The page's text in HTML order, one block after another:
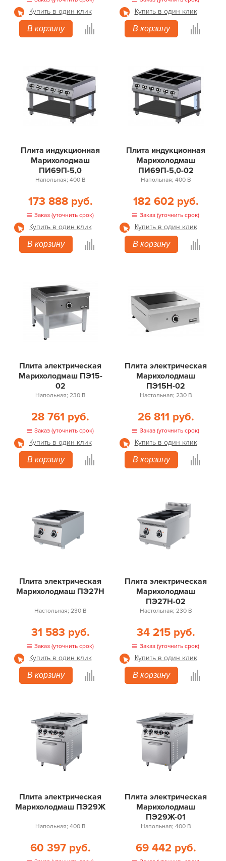
Купить в один клик
В корзину
Купить в один клик
В корзину
Плита индукционная
Марихолодмаш
ПИ69П-5,0
Напольная; 400 В
173 888 руб.
Заказ (уточнить срок)
Купить в один клик
В корзину
Плита индукционная
Марихолодмаш
ПИ69П-5,0-02
Напольная; 400 В
182 602 руб.
Заказ (уточнить срок)
Купить в один клик
В корзину
Плита электрическая
Марихолодмаш ПЭ15-
02
Напольная; 230 В
28 761 руб.
Заказ (уточнить срок)
Купить в один клик
В корзину
Плита электрическая
Марихолодмаш
ПЭ15Н-02
Настольная; 230 В
26 811 руб.
Заказ (уточнить срок)
Купить в один клик
В корзину
Плита электрическая
Марихолодмаш ПЭ27Н
Настольная; 230 В
31 583 руб.
Заказ (уточнить срок)
Купить в один клик
В корзину
Плита электрическая
Марихолодмаш
ПЭ27Н-02
Настольная; 230 В
34 215 руб.
Заказ (уточнить срок)
Купить в один клик
В корзину
Плита электрическая
Марихолодмаш ПЭ29Ж
Напольная; 400 В
60 397 руб.
Плита электрическая
Марихолодмаш
ПЭ29Ж-01
Напольная; 400 В
69 442 руб.